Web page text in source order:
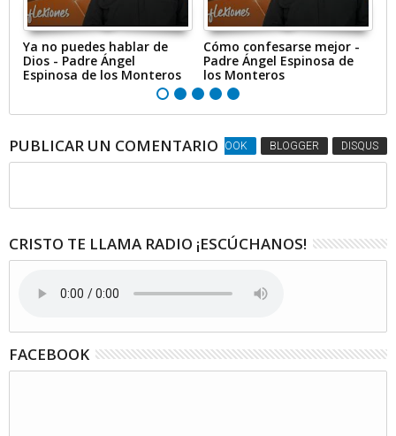
Ya no puedes hablar de
Dios - Padre Ángel
Espinosa de los Monteros
Cómo confesarse mejor -
Padre Ángel Espinosa de
los Monteros
PUBLICAR UN COMENTARIOFACEBOOK BLOGGER DISQUS
CRISTO TE LLAMA RADIO ¡ESCÚCHANOS!
FACEBOOK